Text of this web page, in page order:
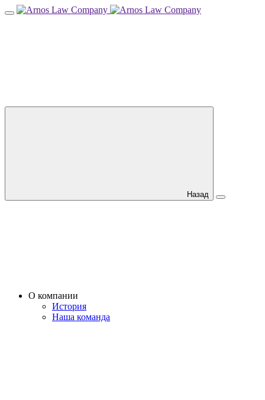
Назад
О компании
История
Наша команда